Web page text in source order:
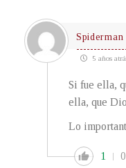
5 años
Si fue ella,
ella, que
Lo
1 0